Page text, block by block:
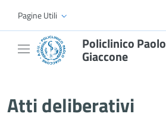
Skip to Main Content
Pagine Utili
Policlinico Paolo
Giaccone
Atti deliberativi